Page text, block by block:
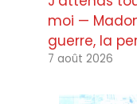
moi —
guerre, la
7 août 2026